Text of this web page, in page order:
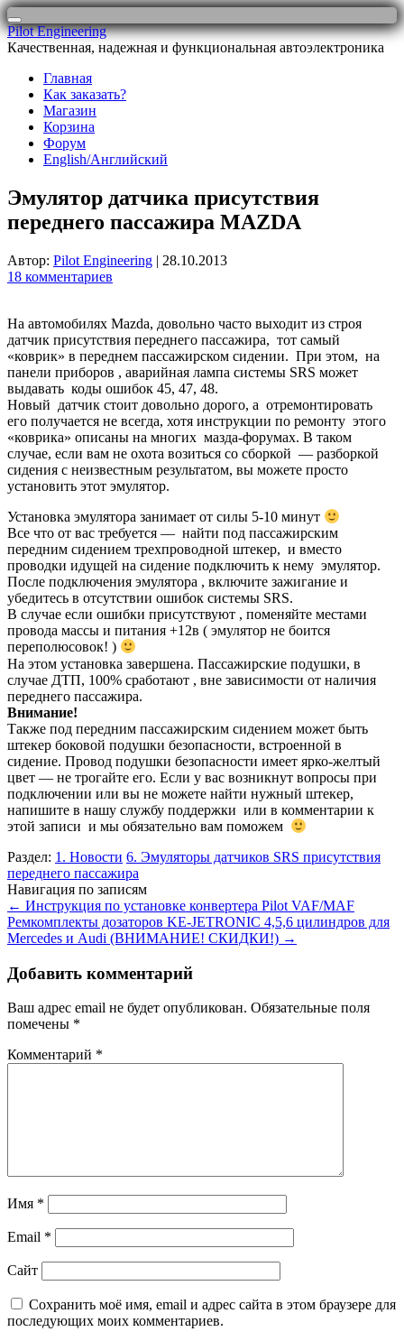
Перейти
к
Pilot Engineering
Качественная, надежная и функциональная автоэлектроника
Главная
Как заказать?
Магазин
Корзина
Форум
English/Английский
Эмулятор датчика присутствия
переднего пассажира MAZDA
Автор: Pilot Engineering | 28.10.2013
18 комментариев
На автомобилях Mazda, довольно часто выходит из строя
датчик присутствия переднего пассажира, тот самый
«коврик» в переднем пассажирском сидении. При этом, на
панели приборов , аварийная лампа системы SRS может
выдавать коды ошибок 45, 47, 48.
Новый датчик стоит довольно дорого, а отремонтировать
его получается не всегда, хотя инструкции по ремонту этого
«коврика» описаны на многих мазда-форумах. В таком
случае, если вам не охота возиться со сборкой — разборкой
сидения с неизвестным результатом, вы можете просто
установить этот эмулятор.
Установка эмулятора занимает от силы 5-10 минут
Все что от вас требуется — найти под пассажирским
передним сидением трехпроводной штекер, и вместо
проводки идущей на сидение подключить к нему эмулятор.
После подключения эмулятора , включите зажигание и
убедитесь в отсутствии ошибок системы SRS.
В случае если ошибки присутствуют , поменяйте местами
провода массы и питания +12в ( эмулятор не боится
переполюсовок! )
На этом установка завершена. Пассажирские подушки, в
случае ДТП, 100% сработают , вне зависимости от наличия
переднего пассажира.
Внимание!
Также под передним пассажирским сидением может быть
штекер боковой подушки безопасности, встроенной в
сидение. Провод подушки безопасности имеет ярко-желтый
цвет — не трогайте его. Если у вас возникнут вопросы при
подключении или вы не можете найти нужный штекер,
напишите в нашу службу поддержки или в комментарии к
этой записи и мы обязательно вам поможем
Раздел: 1. Новости 6. Эмуляторы датчиков SRS присутствия
переднего пассажира
Навигация по записям
← Инструкция по установке конвертера Pilot VAF/MAF
Ремкомплекты дозаторов KE-JETRONIC 4,5,6 цилиндров для
Mercedes и Audi (ВНИМАНИЕ! СКИДКИ!) →
Добавить комментарий
Ваш адрес email не будет опубликован. Обязательные поля
помечены *
Комментарий *
Имя *
Email *
Сайт
Сохранить моё имя, email и адрес сайта в этом браузере для
последующих моих комментариев.